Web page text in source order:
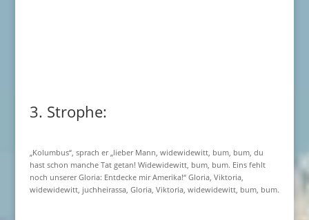
3. Strophe:
„Kolumbus“, sprach er „lieber Mann, widewidewitt, bum, bum, du
hast schon manche Tat getan! Widewidewitt, bum, bum. Eins fehlt
noch unserer Gloria: Entdecke mir Amerika!“ Gloria, Viktoria,
widewidewitt, juchheirassa, Gloria, Viktoria, widewidewitt, bum, bum.